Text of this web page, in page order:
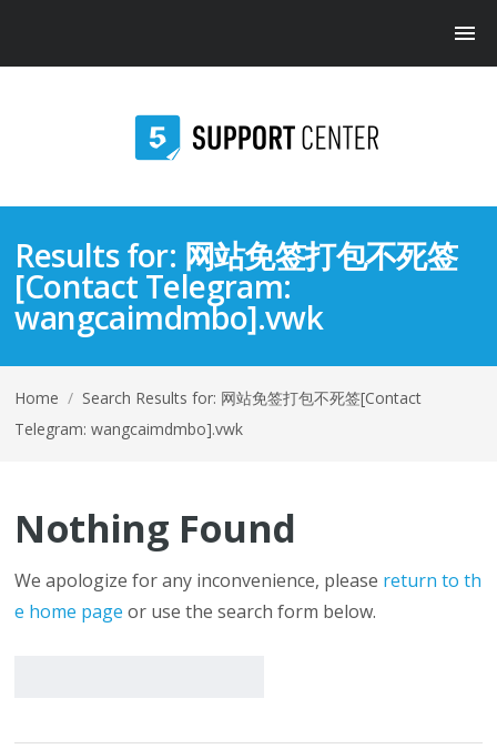
Results for: 网站免签打包不死签
[Contact Telegram:
wangcaimdmbo].vwk
Home / Search Results for: 网站免签打包不死签[Contact
Telegram: wangcaimdmbo].vwk
Nothing Found
We apologize for any inconvenience, please return to th
e home page or use the search form below.